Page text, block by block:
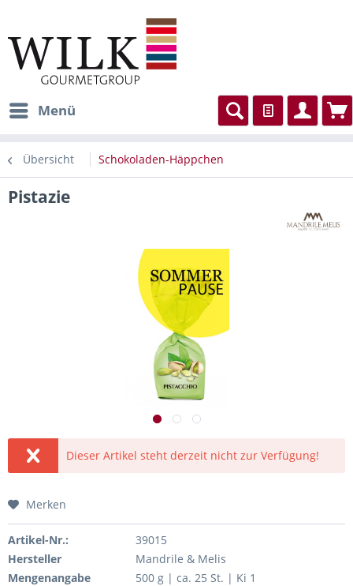
Menü
Übersicht Schokoladen-Häppchen
Pistazie
Dieser Artikel steht derzeit nicht zur Verfügung!
Merken
Artikel-Nr.:
39015
Hersteller
Mandrile & Melis
Mengenangabe
500 g | ca. 25 St. | Ki 1